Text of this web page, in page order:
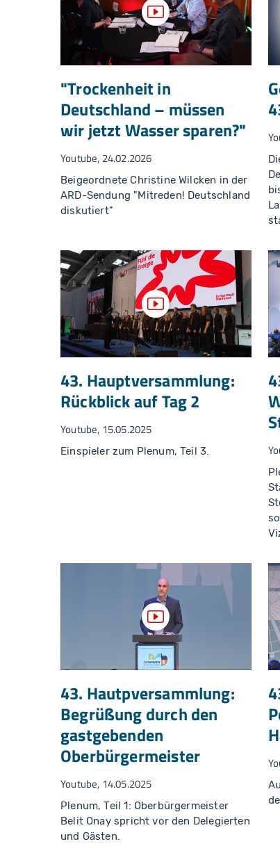
Video anzeigen
"Trockenheit in
Deutschland – müssen
wir jetzt Wasser sparen?"
Youtube, 24.02.2026
Beigeordnete Christine Wilcken in der
ARD-Sendung "Mitreden! Deutschland
diskutiert"
Video anzeigen
43. Hauptversammlung:
Rückblick auf Tag 2
Youtube, 15.05.2025
Einspieler zum Plenum, Teil 3.
Video anzeigen
43. Hautpversammlung:
Begrüßung durch den
gastgebenden
Oberbürgermeister
Youtube, 14.05.2025
Plenum, Teil 1: Oberbürgermeister
Belit Onay spricht vor den Delegierten
und Gästen.